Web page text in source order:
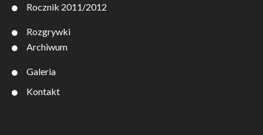
Rocznik 2011/2012
Rozgrywki
Archiwum
Galeria
Kontakt